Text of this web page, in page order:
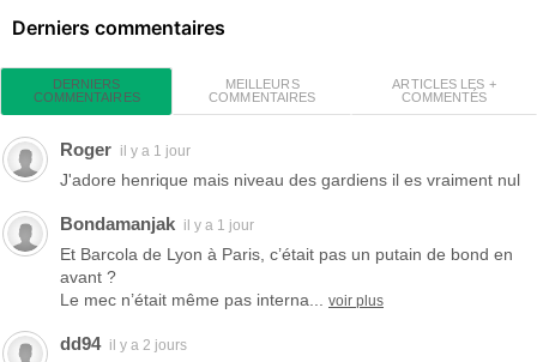
Derniers commentaires
DERNIERS
COMMENTAIRES
MEILLEURS
COMMENTAIRES
ARTICLES LES +
COMMENTÉS
Roger il y a 1 jour
J'adore henrique mais niveau des gardiens il es vraiment nul
Bondamanjak il y a 1 jour
Et Barcola de Lyon à Paris, c’était pas un putain de bond en
avant ?
Le mec n’était même pas interna...
voir plus
dd94 il y a 2 jours